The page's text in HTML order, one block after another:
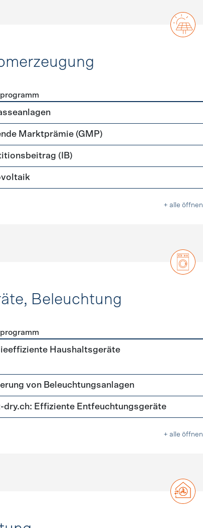
Marktprämie (GMP)
(IB)
+ alle öffnen
Beleuchtung
Geräte, Beleuchtung
Haushaltsgeräte
von Beleuchtungsanlagen
dry.ch: Effiziente Entfeuchtungsgeräte
+ alle öffnen